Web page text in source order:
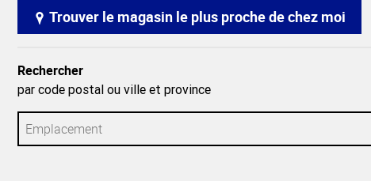
Trouver le magasin le plus proche de chez moi
Rechercher
par code postal ou ville et province